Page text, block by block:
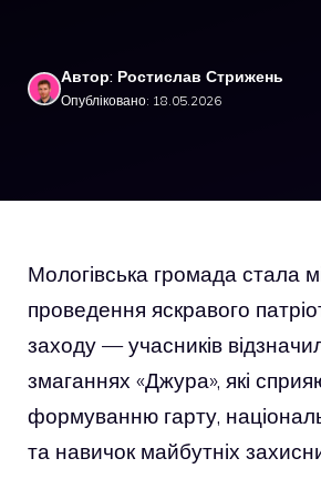
Автор: Ростислав Стрижень
Опубліковано: 18.05.2026
Мологівська громада стала
проведення яскравого
заходу — учасників
змаганнях «Джура», які
формуванню гарту,
та навичок майбутніх